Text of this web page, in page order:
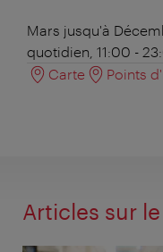
Mars jusqu'à
quotidien, 11:00 -
Carte
Points
Articles sur